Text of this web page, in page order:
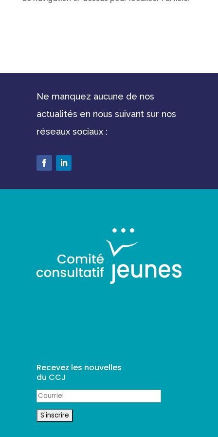
Ne manquez aucune de nos
actualités en nous suivant sur nos
réseaux sociaux :
Recevez les nouvelles
du CCJ